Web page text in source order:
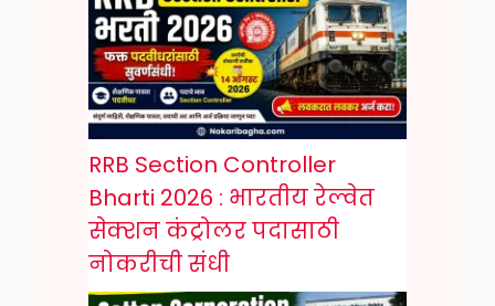
RRB Section Controller
Bharti 2026 : भारतीय रेल्वेत
सेक्शन कंट्रोलर पदासाठी
नोकरीची संधी